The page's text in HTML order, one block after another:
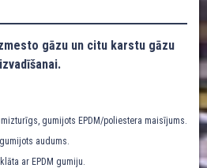
gāzu un citu karstu gāzu
izvadīšanai.
gumijots EPDM/poliestera maisījums.
audums.
ar EPDM gumiju.